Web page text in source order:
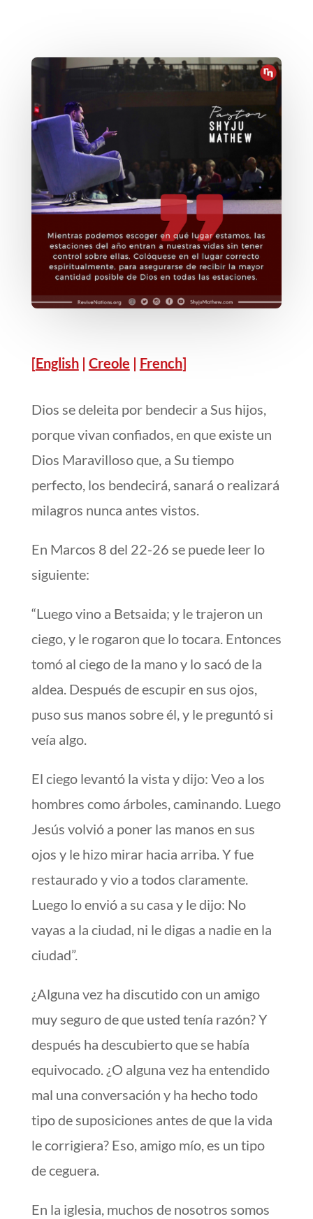
[English| Creole | French]
Dios se deleita por bendecir a Sus hijos,
porque vivan confiados, en que existe un
Dios Maravilloso que, a Su tiempo
perfecto, los bendecirá, sanará o realizará
milagros nunca antes vistos.
En Marcos 8 del 22-26 se puede leer lo
siguiente:
“Luego vino a Betsaida; y le trajeron un
ciego, y le rogaron que lo tocara. Entonces
tomó al ciego de la mano y lo sacó de la
aldea. Después de escupir en sus ojos,
puso sus manos sobre él, y le preguntó si
veía algo.
El ciego levantó la vista y dijo: Veo a los
hombres como árboles, caminando. Luego
Jesús volvió a poner las manos en sus
ojos y le hizo mirar hacia arriba. Y fue
restaurado y vio a todos claramente.
Luego lo envió a su casa y le dijo: No
vayas a la ciudad, ni le digas a nadie en la
ciudad”.
¿Alguna vez ha discutido con un amigo
muy seguro de que usted tenía razón? Y
después ha descubierto que se había
equivocado. ¿O alguna vez ha entendido
mal una conversación y ha hecho todo
tipo de suposiciones antes de que la vida
le corrigiera? Eso, amigo mío, es un tipo
de ceguera.
En la iglesia, muchos de nosotros somos